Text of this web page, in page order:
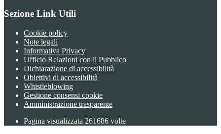
Sezione Link Utili
Cookie policy
Note legali
Informativa Privacy
Ufficio Relazioni con il Pubblico
Dichiarazione di accessibilità
Obiettivi di accessibilità
Whistleblowing
Gestione consensi cookie
Amministrazione trasparente
Pagina visualizzata 261686 volte